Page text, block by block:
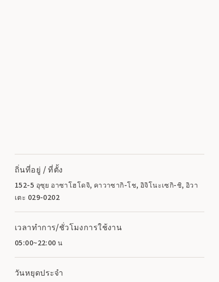
ถิ่นที่อยู่ / ที่ตั้ง
152-5 อุซุย อาซาโฮโดจิ, คาวาซากิ-โช, อิจิโนะเซกิ-ชิ, อิวา
เตะ 029-0202
เวลาทำการ/ชั่วโมงการใช้งาน
05:00~22:00 น
วันหยุดประจำ